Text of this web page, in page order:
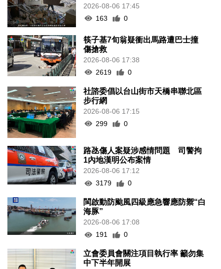
2026-08-06 17:45
163
0
筷子基7旬翁疑衝出馬路遭巴士撞
傷搶救
2026-08-06 17:38
2619
0
社諮委倡以台山街市天橋串聯北區
步行網
2026-08-06 17:15
299
0
路氹傷人案疑涉感情問題 司警拘
1內地漢明公布案情
2026-08-06 17:12
3179
0
閩啟動防颱風四級應急響應防禦“白
海豚”
2026-08-06 17:08
191
0
立會委員會關注項目執行率 籲勿集
中下半年開展